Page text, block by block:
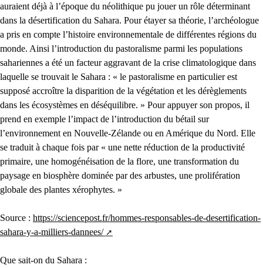
auraient déjà à l’époque du néolithique pu jouer un rôle déterminant
dans la désertification du Sahara. Pour étayer sa théorie, l’archéologue
a pris en compte l’histoire environnementale de différentes régions du
monde. Ainsi l’introduction du pastoralisme parmi les populations
sahariennes a été un facteur aggravant de la crise climatologique dans
laquelle se trouvait le Sahara : « le pastoralisme en particulier est
supposé accroître la disparition de la végétation et les dérèglements
dans les écosystèmes en déséquilibre. » Pour appuyer son propos, il
prend en exemple l’impact de l’introduction du bétail sur
l’environnement en Nouvelle-Zélande ou en Amérique du Nord. Elle
se traduit à chaque fois par « une nette réduction de la productivité
primaire, une homogénéisation de la flore, une transformation du
paysage en biosphère dominée par des arbustes, une prolifération
globale des plantes xérophytes. »
Source : https://sciencepost.fr/hommes-responsables-de-desertification-
sahara-y-a-milliers-dannees/
Que sait-on du Sahara :